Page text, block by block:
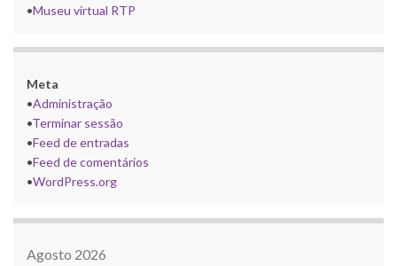
•Museu virtual RTP
Meta
•Administração
•Terminar sessão
•Feed de entradas
•Feed de comentários
•WordPress.org
Agosto 2026